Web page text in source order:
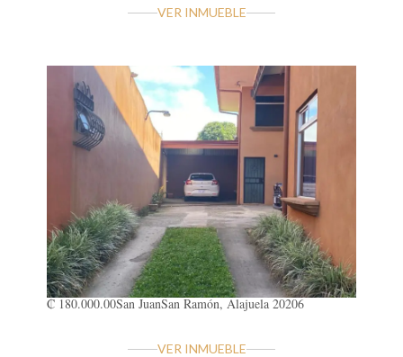
VER INMUEBLE
₡ 180.000.00San JuanSan Ramón, Alajuela 20206
VER INMUEBLE